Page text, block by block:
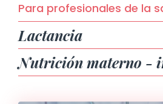
Para profesionales de la
Lactancia
Nutrición materno -